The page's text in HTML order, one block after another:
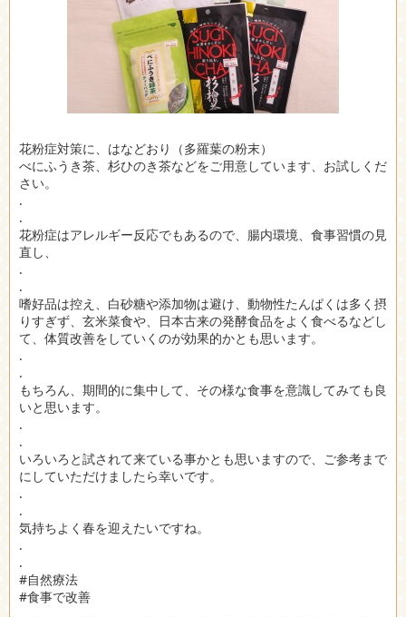
花粉症対策に、はなどおり（多羅葉の粉末）
べにふうき茶、杉ひのき茶などをご用意しています、お試しくだ
さい。
.
.
花粉症はアレルギー反応でもあるので、腸内環境、食事習慣の見
直し、
.
.
嗜好品は控え、白砂糖や添加物は避け、動物性たんぱくは多く摂
りすぎず、玄米菜食や、日本古来の発酵食品をよく食べるなどし
て、体質改善をしていくのが効果的かとも思います。
.
.
もちろん、期間的に集中して、その様な食事を意識してみても良
いと思います。
.
.
いろいろと試されて来ている事かとも思いますので、ご参考まで
にしていただけましたら幸いです。
.
.
気持ちよく春を迎えたいですね。
.
.
#自然療法
#食事で改善